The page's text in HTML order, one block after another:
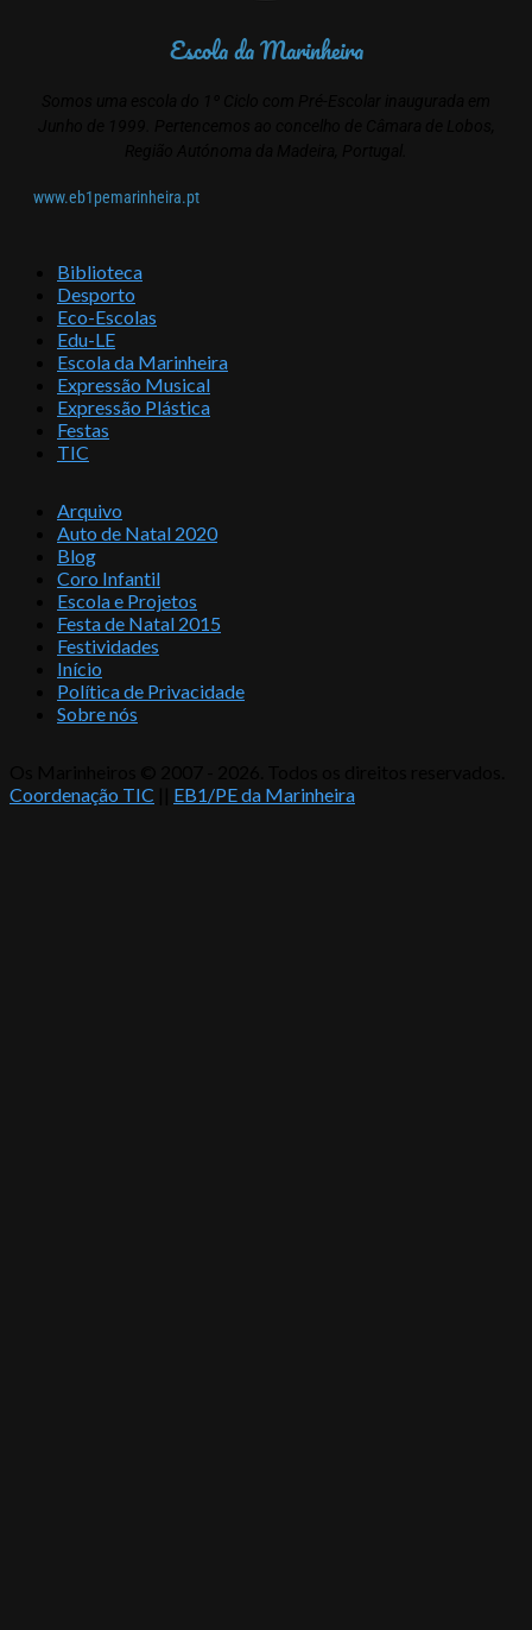
Escola da Marinheira
www.eb1pemarinheira.pt
Biblioteca
Desporto
Eco-Escolas
Edu-LE
Escola da Marinheira
Expressão Musical
Expressão Plástica
Festas
TIC
Arquivo
Auto de Natal 2020
Blog
Coro Infantil
Escola e Projetos
Festa de Natal 2015
Festividades
Início
Política de Privacidade
Sobre nós
Coordenação TIC
EB1/PE da Marinheira